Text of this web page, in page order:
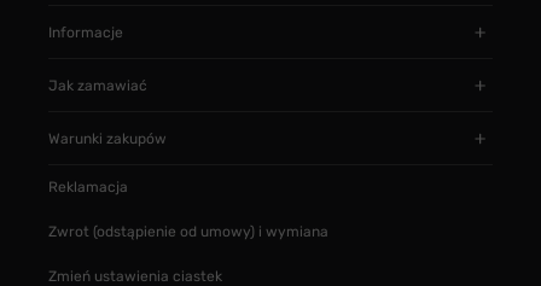
Informacje
Jak zamawiać
Warunki zakupów
Reklamacja
Zwrot (odstąpienie od umowy) i wymiana
Zmień ustawienia ciastek